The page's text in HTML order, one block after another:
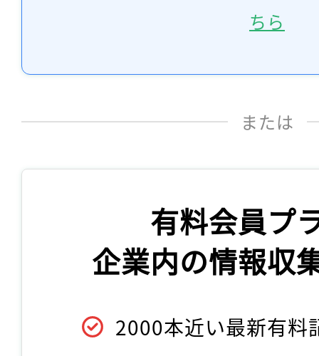
ちら
または
有料会員プ
企業内の情報収
2000本近い最新有料